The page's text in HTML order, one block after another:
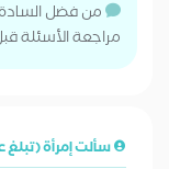
من فضل السادة
مراجعة الأسئلة
سألت إمرأة (تبلغ